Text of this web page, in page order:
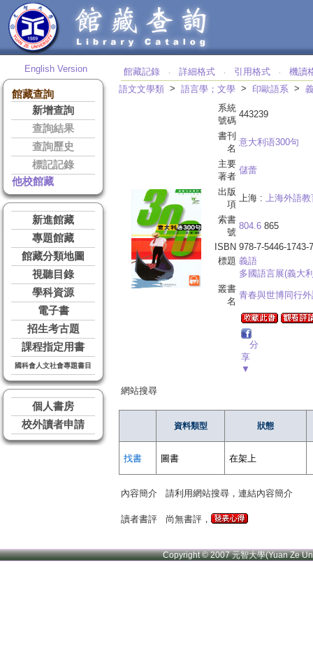
English Version
館藏查詢
新增查詢
查詢結果
查詢歷史
標記記錄
他校館藏
新進館藏
專題館藏
館藏分類地圖
視聽目錄
學科資源
電子書
招生考古題
課程指定用書
國科會人文社會專題書目
個人書房
校外讀者申請
館藏記錄 ‧ 詳細格式 ‧ 引用格式 ‧
機讀
語文文學類 > 語言學；文學 > 印歐語系 >
系統
號碼
443239
書刊
名
意大利语300句
主要
著者
儲蕾
出版
項
上海 : 上海外語教
索書
號
804.6 865
ISBN 978-7-5446-1743-7
標題 義語
多國語言展(義大
叢書
名
青春與世博同行
分
享
▼
網站搜尋
資料類型 狀態
找書 圖書 在架上
內容簡介 請利用網站搜尋，連結內容簡介
讀者書評 尚無書評，
Copyright © 2007 元智大學(Yuan Ze